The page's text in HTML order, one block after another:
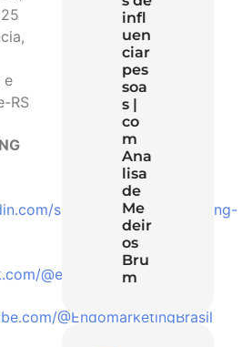
e
RS
showcase/endomarketing-
@endomarketingbrasil⁠
@EndomarketingBrasil⁠
infl
uen
ciar
pes
soa
s |
co
m
Ana
lisa
de
Me
deir
os
Bru
m